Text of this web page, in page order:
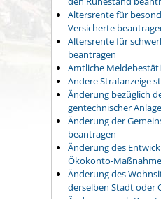
Altersrente für
Versicherte
Altersrente für
beantragen
Amtliche
Andere Strafanzeige
Änderung bezüglich
gentechnischer
Änderung der
beantragen
Änderung des
Ökokonto-
Änderung des
derselben Stadt oder